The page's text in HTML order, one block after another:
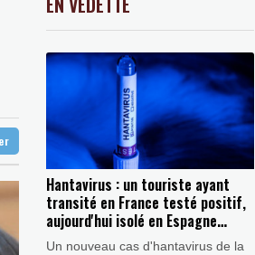
records en Europe
-0.41%
0.46% 4322.09 €
Hantavirus : un touriste ayant
transité en France testé positif,
aujourd'hui isolé en Espagne
(gouvernement français)
Un nouveau cas d'hantavirus de la